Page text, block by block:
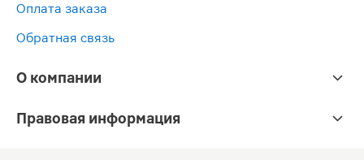
Оплата заказа
Обратная связь
О компании
Правовая информация